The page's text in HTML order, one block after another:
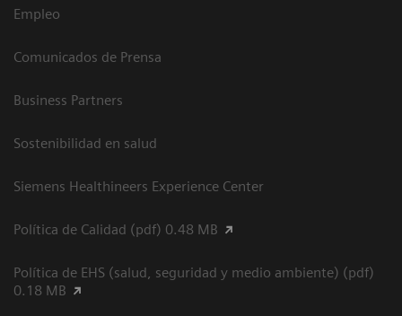
Empleo
Comunicados de Prensa
Business Partners
Sostenibilidad en salud
Siemens Healthineers Experience Center
Política de Calidad (pdf) 0.48 MB
Política de EHS (salud, seguridad y medio ambiente) (pdf)
0.18 MB